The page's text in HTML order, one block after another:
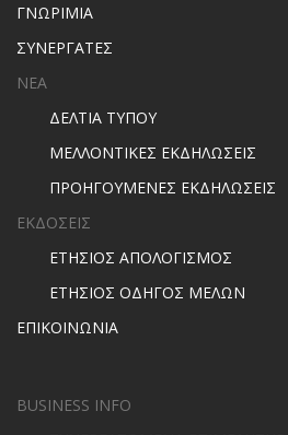
ΓΝΩΡΙΜΙΑ
ΣΥΝΕΡΓΑΤΕΣ
ΝΕΑ
ΔΕΛΤΙΑ ΤΥΠΟΥ
ΜΕΛΛΟΝΤΙΚΕΣ ΕΚΔΗΛΩΣΕΙΣ
ΠΡΟΗΓΟΥΜΕΝΕΣ ΕΚΔΗΛΩΣΕΙΣ
ΕΚΔΟΣΕΙΣ
ΕΤΗΣΙΟΣ ΑΠΟΛΟΓΙΣΜΟΣ
ΕΤΗΣΙΟΣ ΟΔΗΓΟΣ ΜΕΛΩΝ
ΕΠΙΚΟΙΝΩΝΙΑ
BUSINESS INFO